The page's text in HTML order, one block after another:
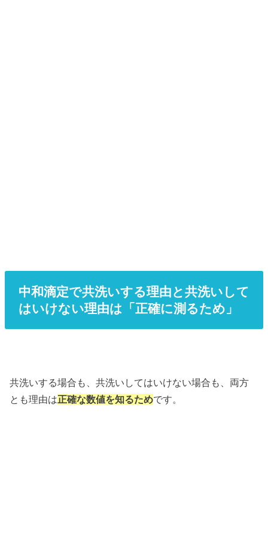
中和滴定で共洗いする理由と共洗いして
はいけない理由は「正確に測るため」
共洗いする場合も、共洗いしてはいけない場合も、両方
とも理由は正確な数値を知るためです。